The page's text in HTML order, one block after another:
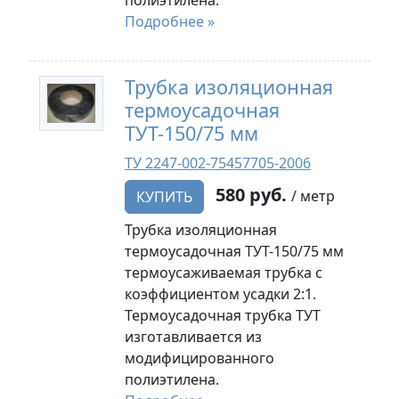
Подробнее »
Трубка изоляционная
термоусадочная
ТУТ-150/75 мм
ТУ 2247-002-75457705-2006
КУПИТЬ
580 руб. / метр
Трубка изоляционная
термоусадочная ТУТ-150/75 мм
термоусаживаемая трубка с
коэффициентом усадки 2:1.
Термоусадочная трубка ТУТ
изготавливается из
модифицированного
полиэтилена.